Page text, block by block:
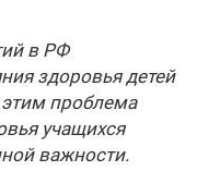
в РФ
здоровья детей
проблема
учащихся
важности.